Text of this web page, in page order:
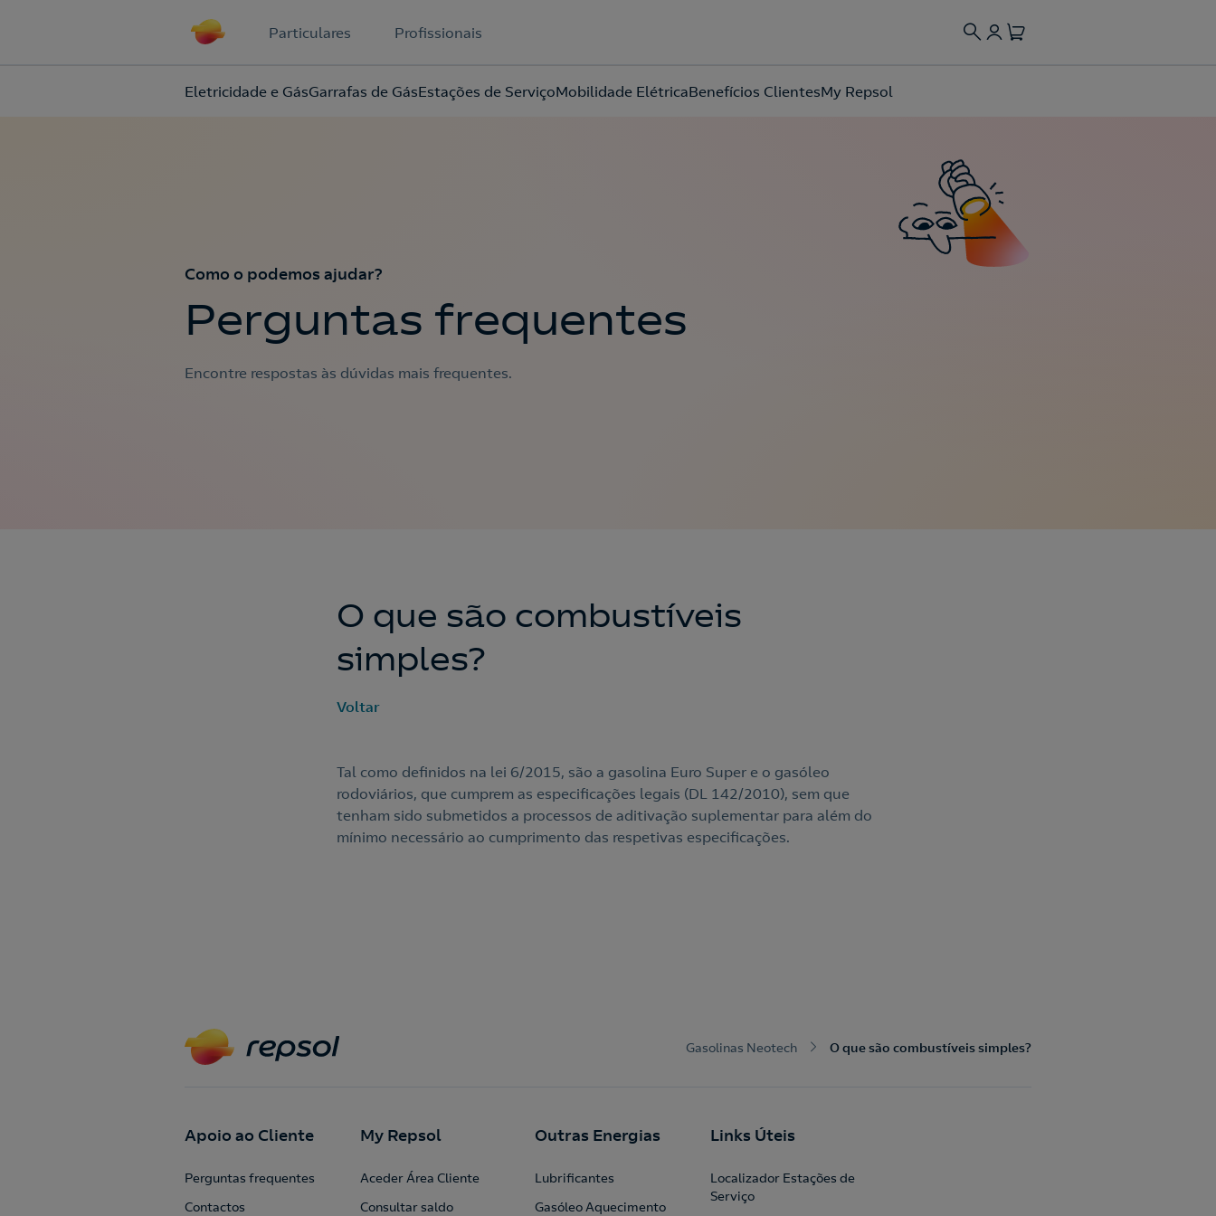
Particulares Profissionais
Eletricidade e GásGarrafas de GásEstações de ServiçoMobilidade ElétricaBenefícios ClientesMy Repsol
Acepto la política de protección de datos.
Como o podemos ajudar?
Perguntas frequentes
Encontre respostas às dúvidas mais frequentes.
O que são combustíveis
simples?
Voltar
Tal como definidos na lei 6/2015, são a gasolina Euro Super e o gasóleo
rodoviários, que cumprem as especificações legais (DL 142/2010), sem que
tenham sido submetidos a processos de aditivação suplementar para além do
mínimo necessário ao cumprimento das respetivas especificações.
Gasolinas Neotech O que são combustíveis simples?
Apoio ao Cliente
Perguntas frequentes
Contactos
My Repsol
Aceder Área Cliente
Consultar saldo
Outras Energias
Lubrificantes
Gasóleo Aquecimento
Links Úteis
Localizador Estações de
Serviço